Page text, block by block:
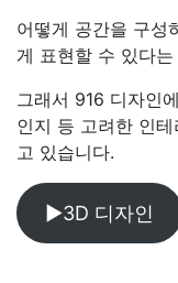
어떻게 공간을 구성
게 표현할 수 있다
그래서 916 디자인
인지 등 고려한 인
고 있습니다.
▶3D 디자인